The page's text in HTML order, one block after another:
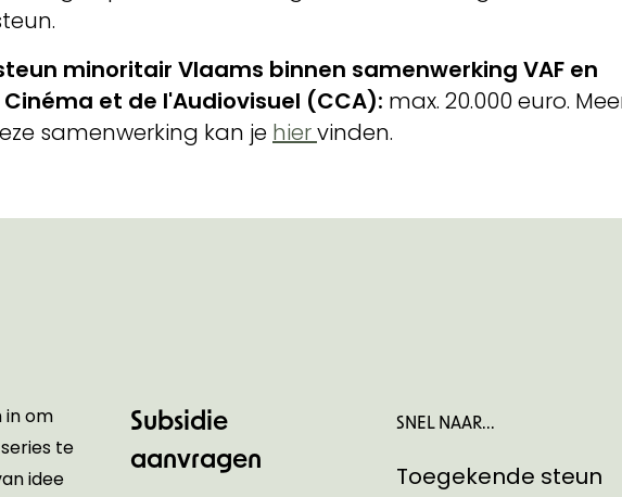
minoritair Vlaams binnen samenwerking VAF en
et de l'Audiovisuel (CCA): max. 20.000 euro.
samenwerking kan je hiervinden.
in om
te
idee
Subsidie
aanvragen
SNEL NAAR...
Toegekende steun